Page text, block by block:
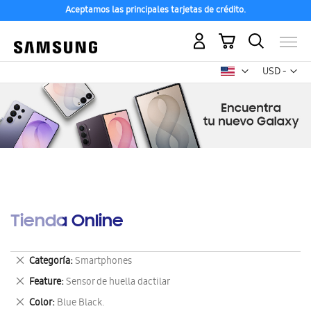
Aceptamos las principales tarjetas de crédito.
USD -
dólar
Mi carrito
Tienda Online
Categoría Smartphones
Eliminar
este
artículo
Feature Sensor de huella dactilar
Eliminar
este
Color Blue Black.
Eliminar